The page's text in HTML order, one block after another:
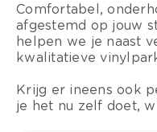
Comfortabel,
afgestemd op jouw
helpen we je naast
kwalitatieve
Krijg er ineens ook
je het nu zelf doet,